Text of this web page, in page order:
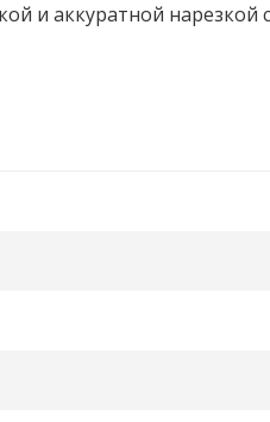
и аккуратной нарезкой